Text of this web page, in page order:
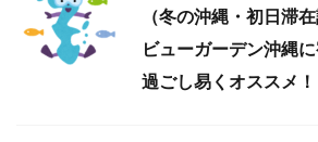
（冬の沖縄・初日滞
ビューガーデン沖縄
過ごし易くオススメ！